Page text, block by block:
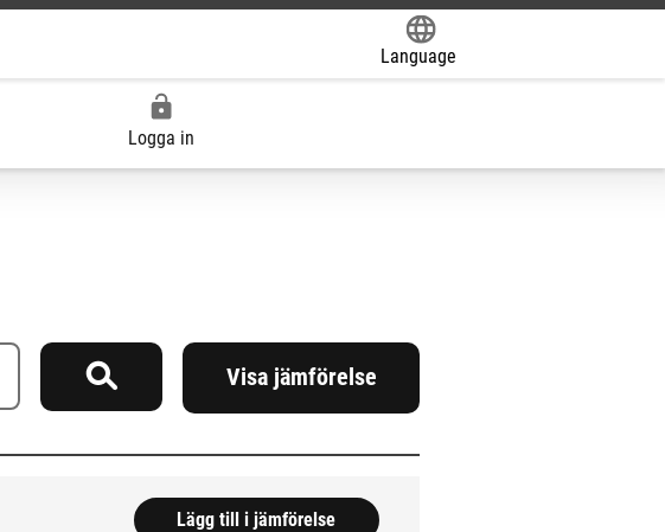
Language
Logga in
Sök
Visa jämförelse
Lägg till i jämförelse